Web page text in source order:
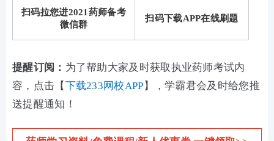
扫码拉您进2021药师备考
微信群
扫码下载APP在线刷题
提醒订阅： 为了帮助大家及时获取执业药师考试内
容，点击【 下载233网校APP 】，学霸君会及时给您推
送提醒通知！